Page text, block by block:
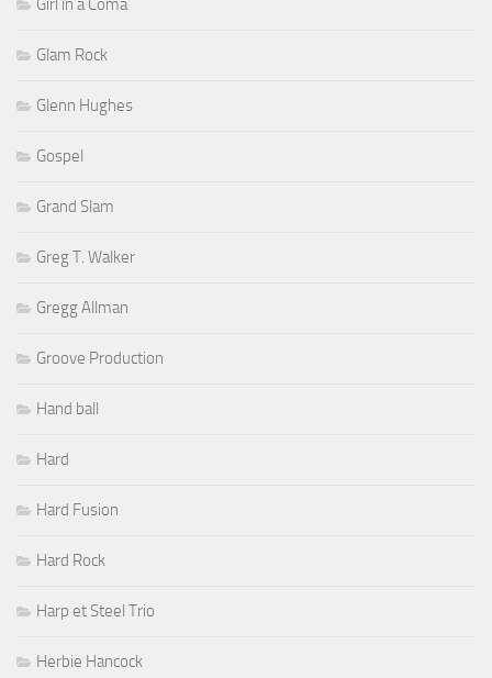
Girl in a Coma
Glam Rock
Glenn Hughes
Gospel
Grand Slam
Greg T. Walker
Gregg Allman
Groove Production
Hand ball
Hard
Hard Fusion
Hard Rock
Harp et Steel Trio
Herbie Hancock